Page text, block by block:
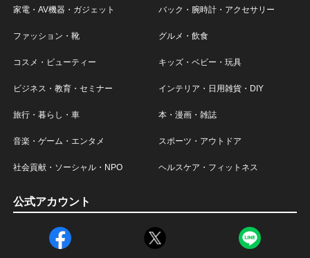
家電・AV機器・ガジェット バック・腕時計・アクセサリー
ファッション・靴 グルメ・飲食
コスメ・ビューティー キッズ・ベビー・玩具
ビジネス・教育・セミナー インテリア・日用雑貨・DIY
旅行・暮らし・車 本・漫画・雑誌
音楽・ゲーム・エンタメ スポーツ・アウトドア
社会貢献・ソーシャル・NPO ヘルスケア・フィットネス
公式アカウント